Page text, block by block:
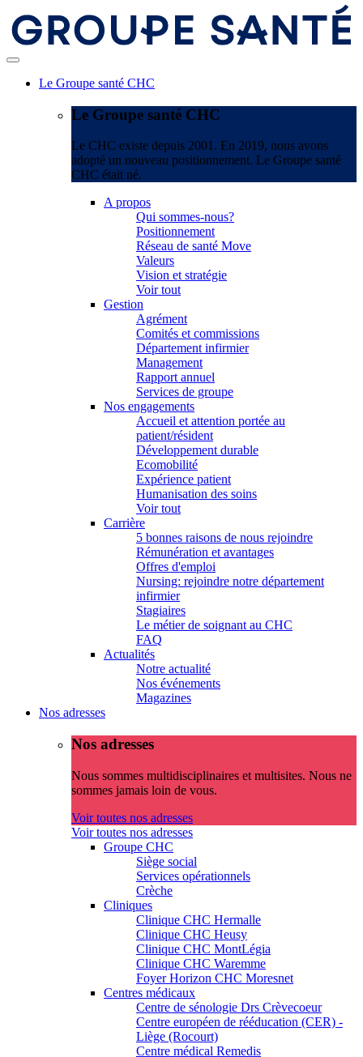
Le Groupe santé CHC
Le Groupe santé CHC
Le CHC existe depuis 2001. En 2019, nous avons
adopté un nouveau positionnement. Le Groupe santé
CHC était né.
A propos
Qui sommes-nous?
Positionnement
Réseau de santé Move
Valeurs
Vision et stratégie
Voir tout
Gestion
Agrément
Comités et commissions
Département infirmier
Management
Rapport annuel
Services de groupe
Nos engagements
Accueil et attention portée au
patient/résident
Développement durable
Ecomobilité
Expérience patient
Humanisation des soins
Voir tout
Carrière
5 bonnes raisons de nous rejoindre
Rémunération et avantages
Offres d'emploi
Nursing: rejoindre notre département
infirmier
Stagiaires
Le métier de soignant au CHC
FAQ
Actualités
Notre actualité
Nos événements
Magazines
Nos adresses
Nos adresses
Nous sommes multidisciplinaires et multisites. Nous ne
sommes jamais loin de vous.
Voir toutes nos adresses
Voir toutes nos adresses
Groupe CHC
Siège social
Services opérationnels
Crèche
Cliniques
Clinique CHC Hermalle
Clinique CHC Heusy
Clinique CHC MontLégia
Clinique CHC Waremme
Foyer Horizon CHC Moresnet
Centres médicaux
Centre de sénologie Drs Crèvecoeur
Centre européen de rééducation (CER) -
Liège (Rocourt)
Centre médical Remedis